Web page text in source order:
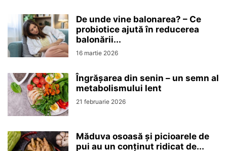
De unde vine balonarea? – Ce
probiotice ajută în reducerea
balonării...
16 martie 2026
Îngrășarea din senin – un semn al
metabolismului lent
21 februarie 2026
Măduva osoasă și picioarele de
pui au un conținut ridicat de...